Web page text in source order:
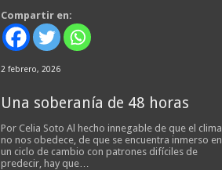
Compartir en:
2 febrero, 2026
Una soberanía de 48 horas
Por Celia Soto Al hecho innegable de que el clima
no nos obedece, de que se encuentra inmerso en
un ciclo de cambio con patrones difíciles de
predecir, hay que…